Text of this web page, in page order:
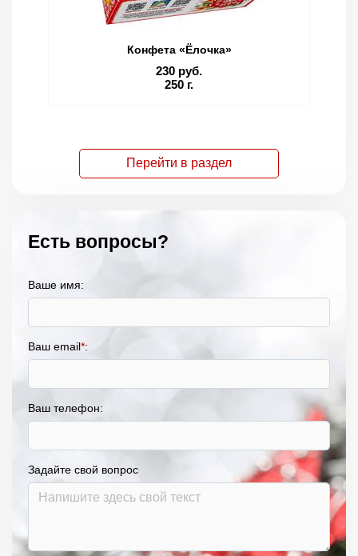
Конфета «Ёлочка»
230 руб.
250 г.
Перейти в раздел
Есть вопросы?
Ваше имя:
Ваш email*:
Ваш телефон:
Задайте свой вопрос